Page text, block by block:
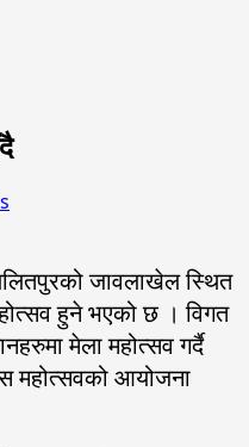
जावलाखेल स्थित
हुने भएको छ । विगत
मेला महोत्सव गर्दै
महोत्सवको आयोजना